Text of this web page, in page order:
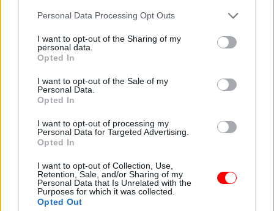
Please note that this website/app uses one or more Google
not limited to your visit or usage behaviour. You may click to
grant or deny consent to Google and its third-party tags to
use your data for below specified purposes in below Google
consent section.
Personal Data Processing Opt Outs
I want to opt-out of the Sharing of my
personal data.
Opted In
I want to opt-out of the Sale of my
Personal Data.
Opted In
I want to opt-out of processing my
Personal Data for Targeted Advertising.
Opted In
I want to opt-out of Collection, Use,
Retention, Sale, and/or Sharing of my
Personal Data that Is Unrelated with the
Purposes for which it was collected.
Opted Out
Θυμάρι – thyme 100gr
2,20€
Add to basket
Ίντα βαλσάμικο ξίδι με
πετιμέζι Κρήτης 250ml
Add to basket
οι φωτογραφίες είναι ενδεικτικές